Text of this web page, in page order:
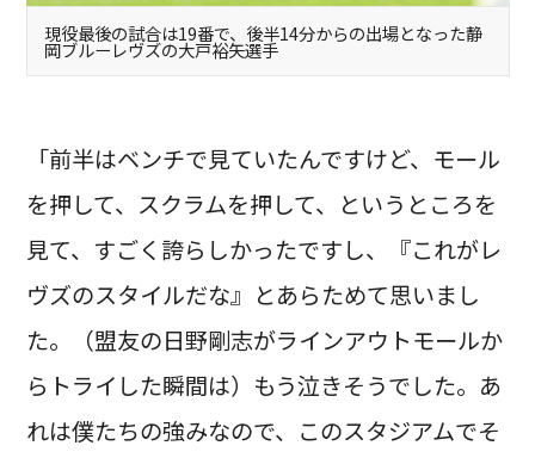
現役最後の試合は19番で、後半14分からの出場となった静
岡ブルーレヴズの大戸裕矢選手
「前半はベンチで見ていたんですけど、モール
を押して、スクラムを押して、というところを
見て、すごく誇らしかったですし、『これがレ
ヴズのスタイルだな』とあらためて思いまし
た。（盟友の日野剛志がラインアウトモールか
らトライした瞬間は）もう泣きそうでした。あ
れは僕たちの強みなので、このスタジアムでそ